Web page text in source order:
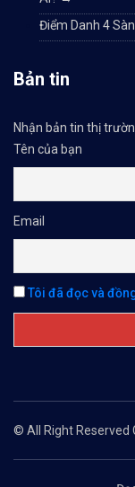
Điểm Danh 4
Bản tin
Nhận bản tin thị
Tên của bạn
Email
Tôi đã đọc và
© All Right Reserved